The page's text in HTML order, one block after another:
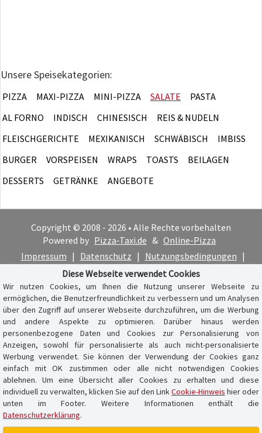
Unsere Speisekategorien:
PIZZA MAXI-PIZZA MINI-PIZZA SALATE
PASTA
AL FORNO
INDISCH CHINESISCH
REIS & NUDELN
FLEISCHGERICHTE
MEXIKANISCH SCHWÄBISCH
IMBISS
BURGER
VORSPEISEN WRAPS TOASTS
BEILAGEN
DESSERTS
GETRÄNKE ANGEBOTE
Copyright © 2008 - 2026 • Alle Rechte vorbehalten
Powered by Pizza-Taxi.de & Online-Pizza
Impressum | Datenschutz | Nutzungsbedingungen |
Cookie-Hinweis
Diese Webseite verwendet Cookies
Wir nutzen Cookies, um Ihnen die Nutzung unserer Webseite zu
ermöglichen, die Benutzerfreundlichkeit zu verbessern und um Analysen
über den Zugriff auf unserer Webseite durchzuführen, um die Werbung
und andere Aspekte zu optimieren. Darüber hinaus werden
personenbezogene Daten und Cookies zur Personalisierung von
Anzeigen, sowohl für personalisierte als auch nicht-personalisierte
Werbung verwendet. Sie können der Verwendung der Cookies ganz
einfach mit OK zustimmen oder alle nicht notwendigen Cookies
ablehnen. Um eine Übersicht aller Cookies zu erhalten und diese
individuell zu verwalten, klicken Sie auf den LinkCookie-Hinweis hier oder
unten im Footer. Weitere Informationen enthält die
Datenschutzerklärung.